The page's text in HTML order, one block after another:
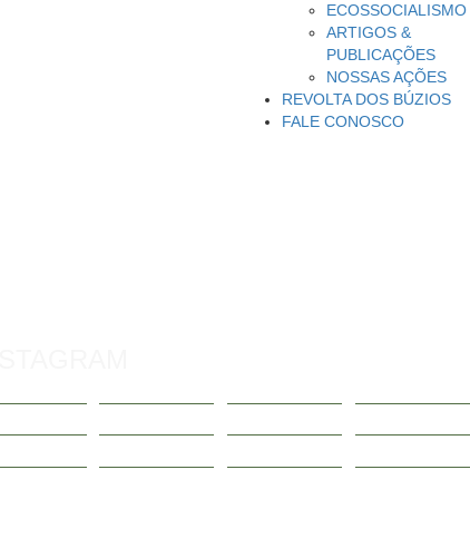
ECOSSOCIALISMO
ARTIGOS &
PUBLICAÇÕES
NOSSAS AÇÕES
REVOLTA DOS BÚZIOS
FALE CONOSCO